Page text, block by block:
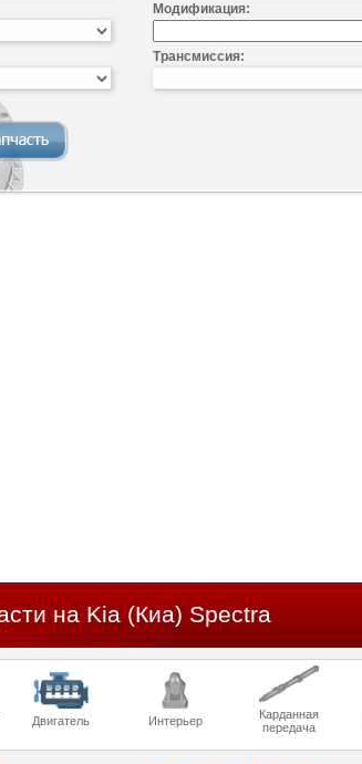
Модификация:
Трансмиссия:
на Kia (Киа) Spectra
Двигатель Интерьер
Карданная
передача